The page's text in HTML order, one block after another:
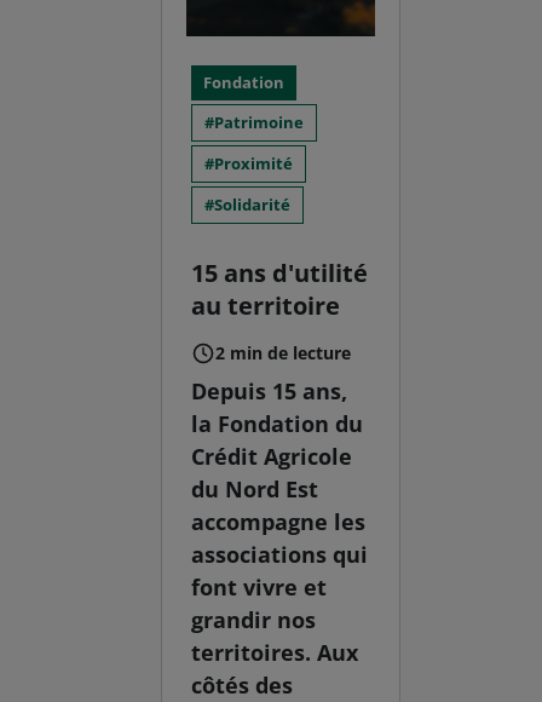
Fondation
Patrimoine
Proximité
Solidarité
15 ans d'utilité
au territoire
2 min de lecture
Depuis 15 ans,
la Fondation du
Crédit Agricole
du Nord Est
accompagne les
associations qui
font vivre et
grandir nos
territoires. Aux
côtés des